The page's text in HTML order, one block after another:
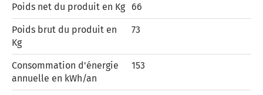
Poids net du produit en Kg 66
Poids brut du produit en
Kg
73
Consommation d'énergie
annuelle en kWh/an
153